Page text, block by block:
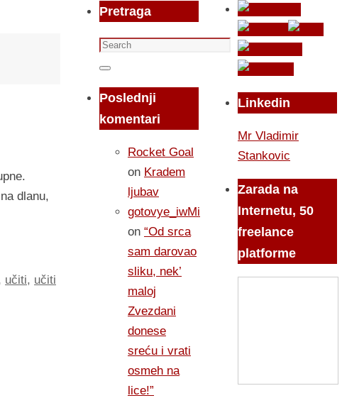
dlanu,
učiti, učiti
Pretraga
Search
for:
Search
Poslednji
komentari
Rocket Goal
on Kradem
ljubav
gotovye_iwMi
on “Od srca
sam darovao
sliku, nek’
maloj
Zvezdani
donese
sreću i vrati
osmeh na
lice!”
Linkedin
Mr Vladimir
Stankovic
Zarada na
Internetu, 50
freelance
platforme